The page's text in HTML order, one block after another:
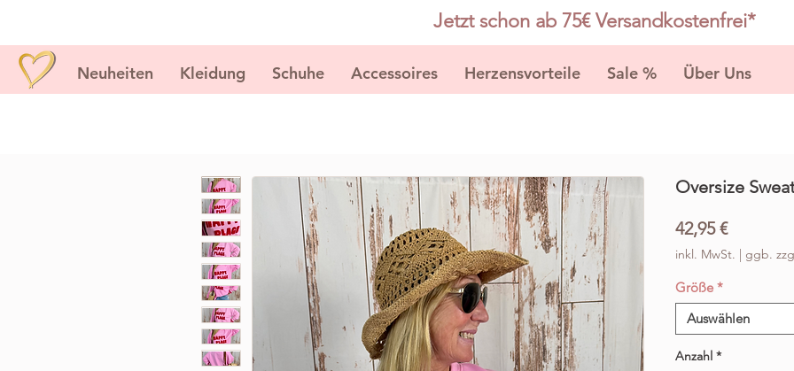
Jetzt schon ab 75€ Versandkostenfrei*
Neuheiten Kleidung Schuhe Accessoires Herzensvorteile Sale % Über Uns
Oversize
42,95 €Preis
inkl. MwSt. ggb.
Größe *
Auswählen
Anzahl *